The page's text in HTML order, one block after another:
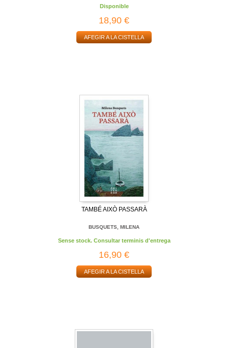
Disponible
18,90 €
AFEGIR A LA CISTELLA
TAMBÉ AIXÒ PASSARÀ
BUSQUETS, MILENA
Sense stock. Consultar terminis d'entrega
16,90 €
AFEGIR A LA CISTELLA